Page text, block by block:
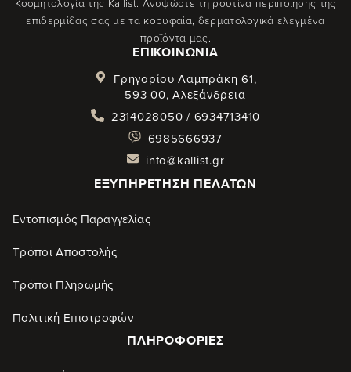
επιδερμίδας σας με τα κορυφαία, δερματολογικά ελεγμένα
προϊόντα μας.
ΕΠΙΚΟΙΝΩΝΊΑ
Γρηγορίου Λαμπράκη 61,
593 00, Αλεξάνδρεια
2314028050 / 6934713410
6985666937
info@kallist.gr
ΕΞΥΠΗΡΈΤΗΣΗ ΠΕΛΑΤΏΝ
Εντοπισμός Παραγγελίας
Τρόποι Αποστολής
Τρόποι Πληρωμής
Πολιτική Επιστροφών
ΠΛΗΡΟΦΟΡΊΕΣ